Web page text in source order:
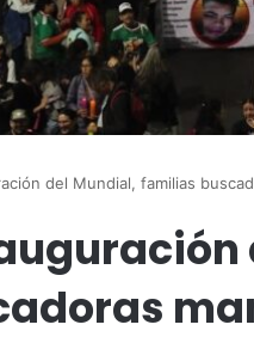
del Mundial, familias